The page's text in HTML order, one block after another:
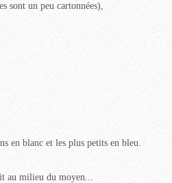
sont un peu cartonnées),
en blanc et les plus petits en bleu.
au milieu du moyen...